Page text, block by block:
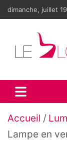
Aller
dimanche, juillet
Le blog
LE blog de la
Accueil
Lampe en